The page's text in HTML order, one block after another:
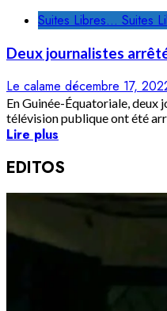
Suites Libres... Suites
Deux journalistes
Le calame décembre 17,
En Guinée-Équatoriale, deux
télévision publique ont été
Lire plus
EDITOS